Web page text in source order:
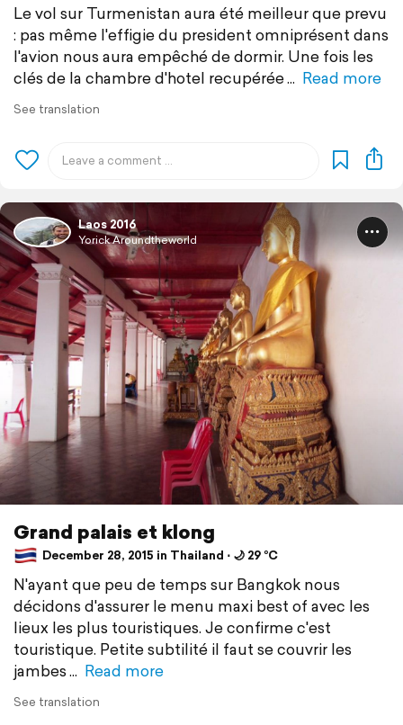
Le vol sur Turmenistan aura été meilleur que prevu
: pas même l'effigie du president omniprésent dans
l'avion nous aura empêché de dormir. Une fois les
clés de la chambre d'hotel recupérée
Read more
See translation
Laos 2016
Yorick Aroundtheworld
Grand palais et klong
December 28, 2015 in Thailand ⋅ 🌙 29 °C
N'ayant que peu de temps sur Bangkok nous
décidons d'assurer le menu maxi best of avec les
lieux les plus touristiques. Je confirme c'est
touristique. Petite subtilité il faut se couvrir les
jambes
Read more
See translation